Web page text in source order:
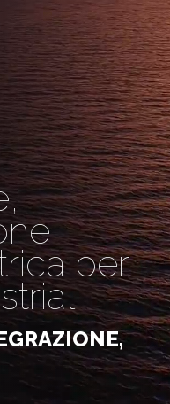
per